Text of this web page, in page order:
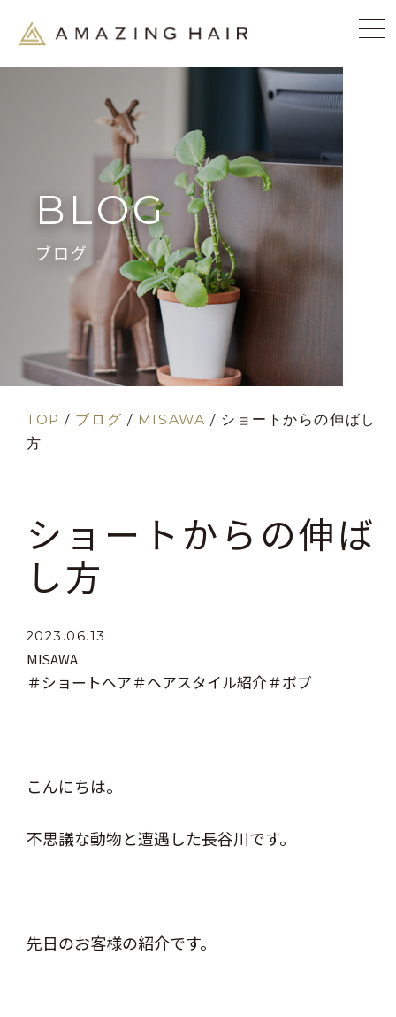
BLOG
ブログ
TOP / ブログ / MISAWA / ショートからの伸ばし
方
ショートからの伸ば
し方
2023.06.13
MISAWA
＃ショートヘア＃ヘアスタイル紹介＃ボブ
こんにちは。
不思議な動物と遭遇した長谷川です。
先日のお客様の紹介です。